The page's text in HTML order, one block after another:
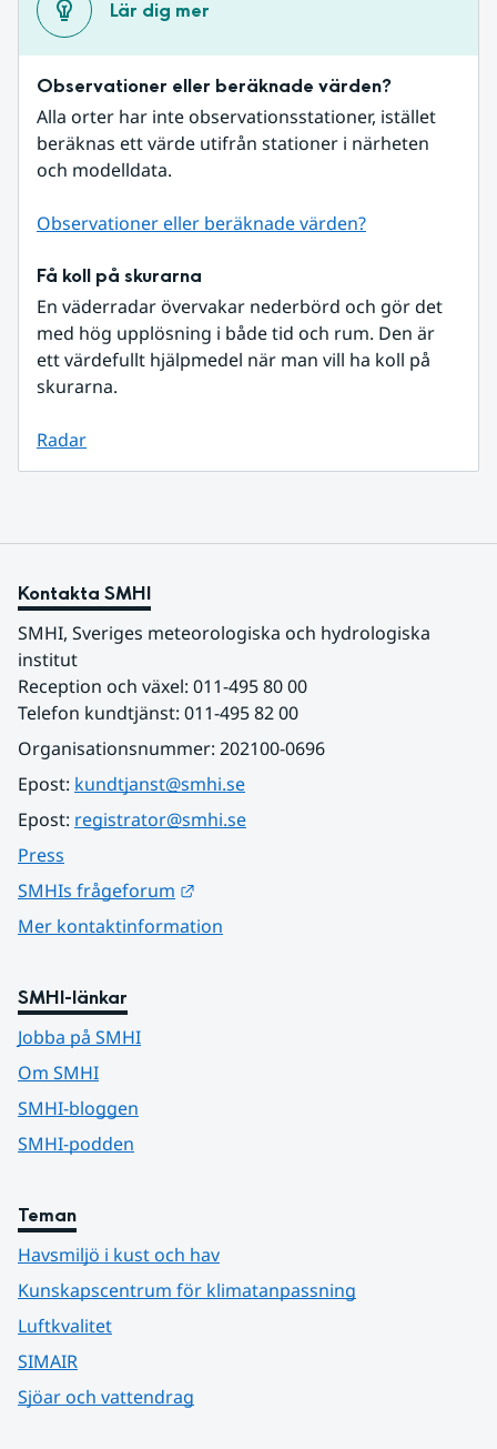
Lär dig mer
Observationer eller beräknade värden?
Alla orter har inte observationsstationer, istället
beräknas ett värde utifrån stationer i närheten
och modelldata.
Observationer eller beräknade värden?
Få koll på skurarna
En väderradar övervakar nederbörd och gör det
med hög upplösning i både tid och rum. Den är
ett värdefullt hjälpmedel när man vill ha koll på
skurarna.
Radar
Kontakta SMHI
SMHI, Sveriges meteorologiska och hydrologiska
institut
Reception och växel: 011-495 80 00
Telefon kundtjänst: 011-495 82 00
Organisationsnummer: 202100-0696
Epost: kundtjanst@smhi.se
Epost: registrator@smhi.se
Press
SMHIs frågeforum
Mer kontaktinformation
SMHI-länkar
Jobba på SMHI
Om SMHI
SMHI-bloggen
SMHI-podden
Teman
Havsmiljö i kust och hav
Kunskapscentrum för klimatanpassning
Luftkvalitet
SIMAIR
Sjöar och vattendrag